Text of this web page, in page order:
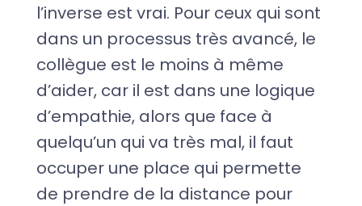
l’inverse est vrai. Pour ceux qui sont
dans un processus très avancé, le
collègue est le moins à même
d’aider, car il est dans une logique
d’empathie, alors que face à
quelqu’un qui va très mal, il faut
occuper une place qui permette
de prendre de la distance pour